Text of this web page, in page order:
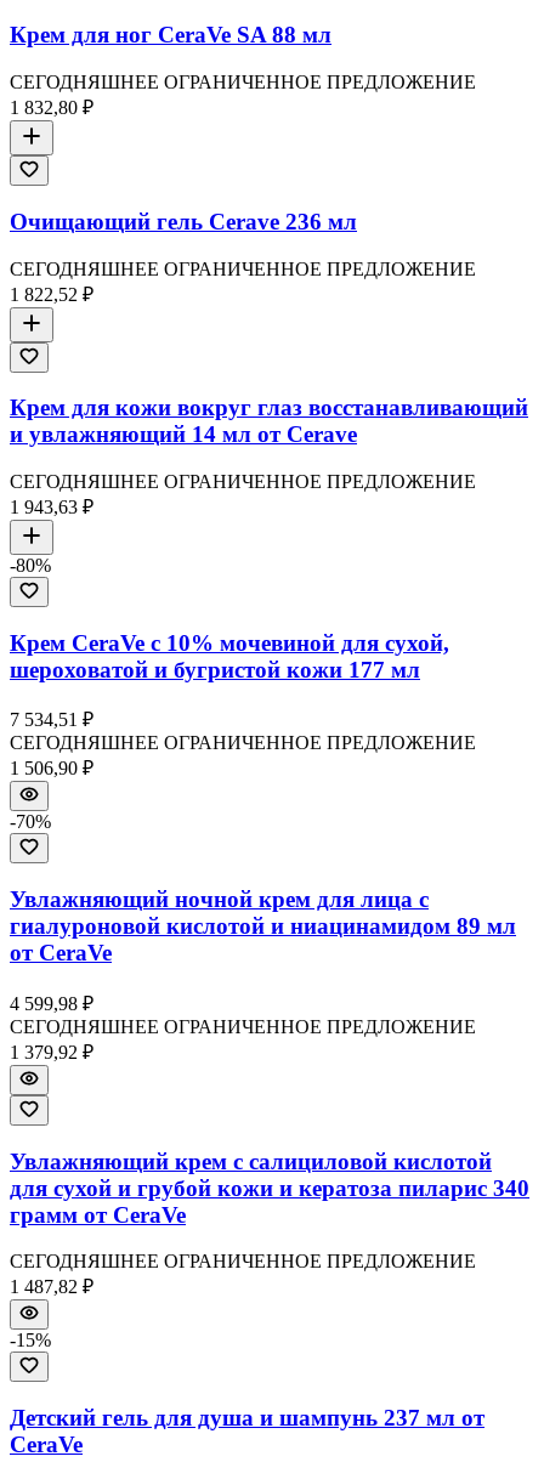
Крем для ног CeraVe SA 88 мл
СЕГОДНЯШНЕЕ ОГРАНИЧЕННОЕ ПРЕДЛОЖЕНИЕ
1 832,80 ₽
Очищающий гель Cerave 236 мл
СЕГОДНЯШНЕЕ ОГРАНИЧЕННОЕ ПРЕДЛОЖЕНИЕ
1 822,52 ₽
Крем для кожи вокруг глаз восстанавливающий
и увлажняющий 14 мл от Cerave
СЕГОДНЯШНЕЕ ОГРАНИЧЕННОЕ ПРЕДЛОЖЕНИЕ
1 943,63 ₽
-80%
Крем CeraVe с 10% мочевиной для сухой,
шероховатой и бугристой кожи 177 мл
7 534,51 ₽
СЕГОДНЯШНЕЕ ОГРАНИЧЕННОЕ ПРЕДЛОЖЕНИЕ
1 506,90 ₽
-70%
Увлажняющий ночной крем для лица с
гиалуроновой кислотой и ниацинамидом 89 мл
от CeraVe
4 599,98 ₽
СЕГОДНЯШНЕЕ ОГРАНИЧЕННОЕ ПРЕДЛОЖЕНИЕ
1 379,92 ₽
Увлажняющий крем с салициловой кислотой
для сухой и грубой кожи и кератоза пиларис 340
грамм от CeraVe
СЕГОДНЯШНЕЕ ОГРАНИЧЕННОЕ ПРЕДЛОЖЕНИЕ
1 487,82 ₽
-15%
Детский гель для душа и шампунь 237 мл от
CeraVe